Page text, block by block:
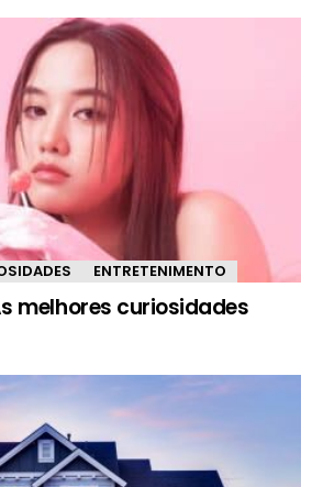
ENTRETENIMENTO
melhores curiosidades